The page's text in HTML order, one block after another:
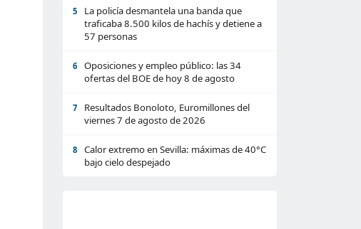
5
La policía desmantela una banda que
traficaba 8.500 kilos de hachís y detiene a
57 personas
6
Oposiciones y empleo público: las 34
ofertas del BOE de hoy 8 de agosto
7
Resultados Bonoloto, Euromillones del
viernes 7 de agosto de 2026
8
Calor extremo en Sevilla: máximas de 40°C
bajo cielo despejado